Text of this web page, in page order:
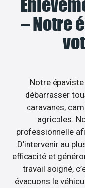
– Notre
Notre
débarrasser
caravanes,
agricoles.
professionnelle
D’intervenir au
efficacité et
travail soigné,
évacuons le